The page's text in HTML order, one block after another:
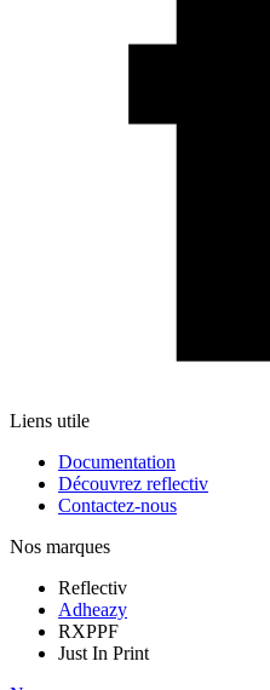
Liens utile
Documentation
Découvrez reflectiv
Contactez-nous
Nos marques
Reflectiv
Adheazy
RXPPF
Just In Print